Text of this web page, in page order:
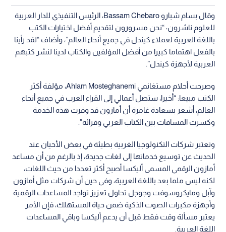
وقال بسام شبارو Bassam Chebaro، الرئيس التنفيذي للدار العربية
للعلوم ناشرون: “نحن مسرورون لتقديم أفضل اختيارات الكتب
باللغة العربية لعملاء كيندل في جميع أنحاء العالم”، وأضاف “لقد رأينا
بالفعل اهتماما كبيرا من أفضل المؤلفين والكتاب لدينا لنشر كتبهم
العربية لأجهزة كيندل”.
وصرحت أحلام مستغانمي Ahlam Mosteghanemi، مؤلفة أكثر
الكتب مبيعا: “أخيرا، ستصل أعمالي إلى القراء العرب في جميع أنحاء
العالم، أشعر بسعادة غامرة أن أمازون قد وفرت هذه الخدمة
وكسرت المسافات بين الكتاب العربي وقرائه”.
وتعتبر شركات التكنولوجيا الغربية بطيئة في بعض الأحيان عند
الحديث عن توسيع خدماتها إلى لغات جديدة، إذ بالرغم من أن مساعد
أمازون الرقمي المسمى أليكسا أصبح أكثر تعددا من حيث اللغات،
لكنه ليس ملما بعد باللغة العربية، وفي حين أن شركات مثل أمازون
وآبل ومايكروسوفت وجوجل تحاول تعزيز تواجد المساعدات الرقمية
وأجهزة مكبرات الصوت الذكية ضمن حياة المستهلك، فإن الأمر
يعتبر مسألة وقت فقط قبل أن يدعم أليكسا وباقي المساعدات
اللغة العربية.